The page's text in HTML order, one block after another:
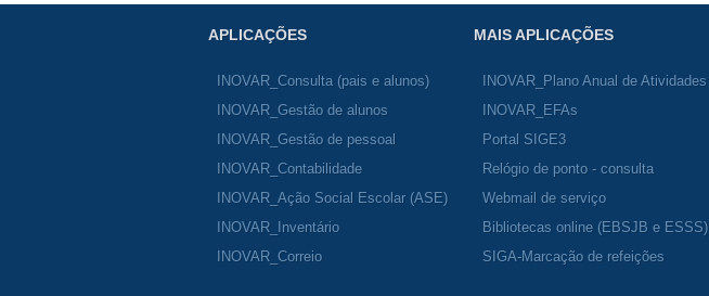
APLICAÇÕES
INOVAR_Consulta (pais e alunos)
INOVAR_Gestão de alunos
INOVAR_Gestão de pessoal
INOVAR_Contabilidade
INOVAR_Ação Social Escolar (ASE)
INOVAR_Inventário
INOVAR_Correio
MAIS APLICAÇÕES
INOVAR_Plano Anual de Atividades
INOVAR_EFAs
Portal SIGE3
Relógio de ponto - consulta
Webmail de serviço
Bibliotecas online (EBSJB e ESSS)
SIGA-Marcação de refeições